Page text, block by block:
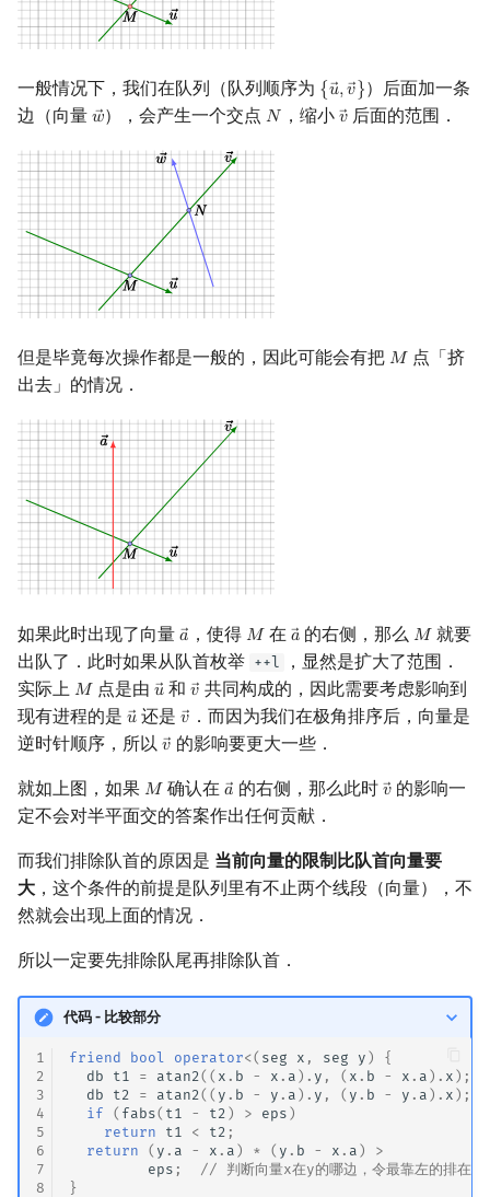
一般情况下，我们在队列（队列顺序为 {𝑢,𝑣}
{u→,v→）后面加一条
边（向量 𝑤
w→），会产生一个交点𝑁
N ，缩小 𝑣
v→后面的范围．
但是毕竟每次操作都是一般的，因此可能会有把 𝑀
M 点「挤
出去」的情况．
如果此时出现了向量 𝑎
a →，使得 𝑀
M 在 𝑎
a →
的右侧，那么𝑀
M 就要
出队了．此时如果从队首枚举 ++l
，显然是扩大了范围．
实际上 𝑀
M 点是由 𝑢
u→
和 𝑣
v→共同构成的，因此需要考虑影响到
现有进程的是 𝑢
u →
还是𝑣
v →．而因为我们在极角排序后，向量是
逆时针顺序，所以 𝑣
v →
的影响要更大一些．
就如上图，如果 𝑀
M 确认在 𝑎
a →
的右侧，那么此时 𝑣
v→的影响一
定不会对半平面交的答案作出任何贡献．
而我们排除队首的原因是 当前向量的限制比队首向量要
大 ，这个条件的前提是队列里有不止两个线段（向量），不
然就会出现上面的情况．
所以一定要先排除队尾再排除队首．
代码 - 比较部分
1
2
3
4
5
6
7
8
friend bool operator<( seg x , seg y )
{
db
t1 = atan2 (( x . b - x . a ). y , ( x . b - x . a ). x );
db
t2 = atan2 (( y . b - y . a ). y , ( y . b - y . a ). x );
if
( fabs( t1 - t2 ) > eps )
return
t1 < t2 ;
return
( y . a - x . a ) * ( y . b - x . a )
>
eps ;
// 判断向量x在y的哪边，令最靠左的排在最
}